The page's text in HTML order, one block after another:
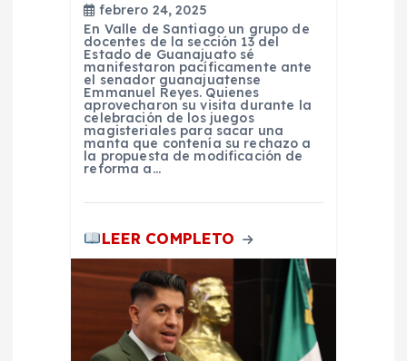
febrero 24, 2025
En Valle de Santiago un grupo de
docentes de la sección 13 del
Estado de Guanajuato sé
manifestaron pacíficamente ante
el senador guanajuatense
Emmanuel Reyes. Quienes
aprovecharon su visita durante la
celebración de los juegos
magisteriales para sacar una
manta que contenía su rechazo a
la propuesta de modificación de
reforma a…
LEER COMPLETO